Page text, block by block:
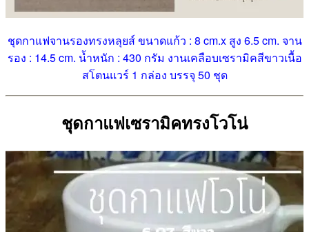
ชุดกาแฟจานรองทรงหลุยส์ ขนาดแก้ว : 8 cm.x สูง 6.5 cm. จาน
รอง : 14.5 cm. น้ำหนัก : 430 กรัม งานเคลือบเซรามิคสีขาวเนื้อ
สโตนแวร์ 1 กล่อง บรรจุ 50 ชุด
ชุดกาแฟเซรามิคทรงโวโน่